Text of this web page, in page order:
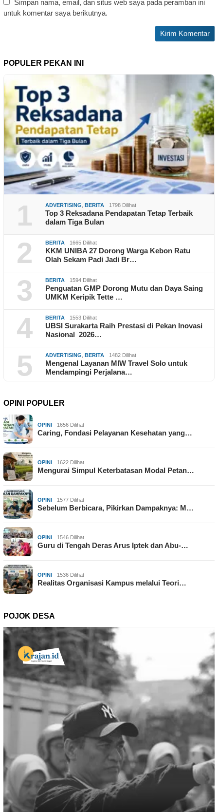
Simpan nama, email, dan situs web saya pada peramban ini
untuk komentar saya berikutnya.
POPULER PEKAN INI
1 ADVERTISING BERITA 1798 Dilihat
Top 3 Reksadana Pendapatan Tetap Terbaik
dalam Tiga Bulan
2 BERITA 1665 Dilihat
KKM UNIBA 27 Dorong Warga Kebon Ratu
Olah Sekam Padi Jadi Br…
3 BERITA 1594 Dilihat
Penguatan GMP Dorong Mutu dan Daya Saing
UMKM Keripik Tette …
4 BERITA 1553 Dilihat
UBSI Surakarta Raih Prestasi di Pekan Inovasi
Nasional 2026…
5 ADVERTISING BERITA 1482 Dilihat
Mengenal Layanan MIW Travel Solo untuk
Mendampingi Perjalana…
OPINI POPULER
OPINI 1656 Dilihat
Caring, Fondasi Pelayanan Kesehatan yang…
OPINI 1622 Dilihat
Mengurai Simpul Keterbatasan Modal Petan…
OPINI 1577 Dilihat
Sebelum Berbicara, Pikirkan Dampaknya: M…
OPINI 1546 Dilihat
Guru di Tengah Deras Arus Iptek dan Abu-…
OPINI 1536 Dilihat
Realitas Organisasi Kampus melalui Teori…
POJOK DESA